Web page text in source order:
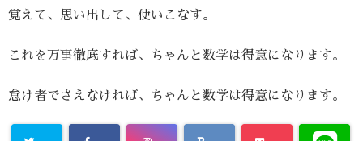
覚えて、思い出して、使いこなす。
これを万事徹底すれば、ちゃんと数学は得意になります。
怠け者でさえなければ、ちゃんと数学は得意になります。